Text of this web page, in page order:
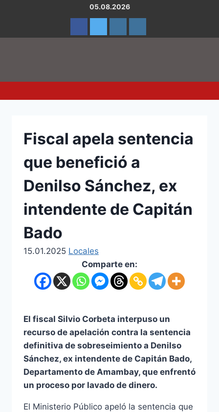
05.08.2026
Menu
Fiscal apela sentencia
que benefició a
Denilso Sánchez, ex
intendente de Capitán
Bado
15.01.2025 Locales
Comparte en:
El fiscal Silvio Corbeta interpuso un
recurso de apelación contra la sentencia
definitiva de sobreseimiento a Denilso
Sánchez, ex intendente de Capitán Bado,
Departamento de Amambay, que enfrentó
un proceso por lavado de dinero.
El Ministerio Público apeló la sentencia que